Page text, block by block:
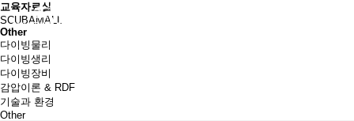
교육자료실
SCUBAMALL
Other
다이빙물리
다이빙생리
다이빙장비
감압이론 & RDF
기술과 환경
Other